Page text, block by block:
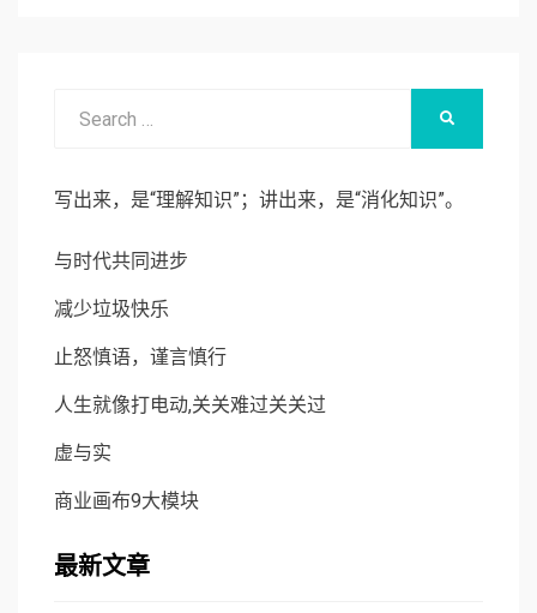
写出来，是“理解知识”；讲出来，是“消化知识”。
与时代共同进步
减少垃圾快乐
止怒慎语，谨言慎行
人生就像打电动,关关难过关关过
虚与实
商业画布9大模块
最新文章